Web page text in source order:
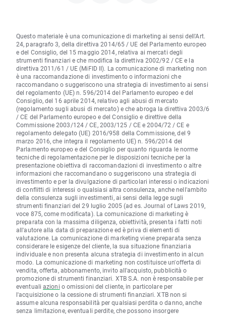
Questo materiale è una comunicazione di marketing ai sensi dell'Art.
24, paragrafo 3, della direttiva 2014/65 / UE del Parlamento europeo
e del Consiglio, del 15 maggio 2014, relativa ai mercati degli
strumenti finanziari e che modifica la direttiva 2002/92 / CE e la
direttiva 2011/61 / UE (MiFID II). La comunicazione di marketing non
è una raccomandazione di investimento o informazioni che
raccomandano o suggeriscono una strategia di investimento ai sensi
del regolamento (UE) n. 596/2014 del Parlamento europeo e del
Consiglio, del 16 aprile 2014, relativo agli abusi di mercato
(regolamento sugli abusi di mercato) e che abroga la direttiva 2003/6
/ CE del Parlamento europeo e del Consiglio e direttive della
Commissione 2003/124 / CE, 2003/125 / CE e 2004/72 / CE e
regolamento delegato (UE) 2016/958 della Commissione, del 9
marzo 2016, che integra il regolamento UE) n. 596/2014 del
Parlamento europeo e del Consiglio per quanto riguarda le norme
tecniche di regolamentazione per le disposizioni tecniche per la
presentazione obiettiva di raccomandazioni di investimento o altre
informazioni che raccomandano o suggeriscono una strategia di
investimento e per la divulgazione di particolari interessi o indicazioni
di conflitti di interessi o qualsiasi altra consulenza, anche nell'ambito
della consulenza sugli investimenti, ai sensi della legge sugli
strumenti finanziari del 29 luglio 2005 (ad es. Journal of Laws 2019,
voce 875, come modificata). La comunicazione di marketing è
preparata con la massima diligenza, obiettività, presenta i fatti noti
all'autore alla data di preparazione ed è priva di elementi di
valutazione. La comunicazione di marketing viene preparata senza
considerare le esigenze del cliente, la sua situazione finanziaria
individuale e non presenta alcuna strategia di investimento in alcun
modo. La comunicazione di marketing non costituisce un'offerta di
vendita, offerta, abbonamento, invito all'acquisto, pubblicità o
promozione di strumenti finanziari. XTB S.A. non è responsabile per
eventuali azioni o omissioni del cliente, in particolare per
l'acquisizione o la cessione di strumenti finanziari. XTB non si
assume alcuna responsabilità per qualsiasi perdita o danno, anche
senza limitazione, eventuali perdite, che possono insorgere